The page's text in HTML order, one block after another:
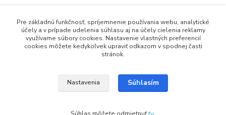
Tovar zaradený v kategóriách
Tričká
Copyright: Snowbox.sk
Pre základnú funkčnosť, spríjemnenie používania webu, analytické
účely a v prípade udelenia súhlasu aj na účely cielenia reklamy
využívame súbory cookies. Nastavenie vlastných preferencií
cookies môžete kedykoľvek upraviť odkazom v spodnej časti
stránok.
Nastavenia Súhlasím